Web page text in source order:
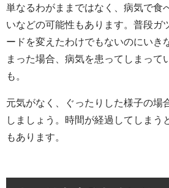
単なるわがままではなく、病気で食
いなどの可能性もあります。普段ガ
ードを変えたわけでもないのにいき
まった場合、病気を患ってしまって
も。
元気がなく、ぐったりした様子の場
しましょう。時間が経過してしまう
もあります。